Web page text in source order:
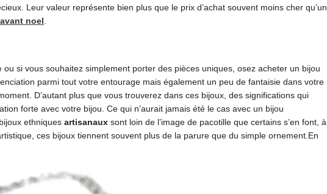
Leur valeur représente bien plus que le prix d’achat souvent moins cher qu’un
noel.
si vous souhaitez simplement porter des pièces uniques, osez acheter un bijou
parmi tout votre entourage mais également un peu de fantaisie dans votre
D’autant plus que vous trouverez dans ces bijoux, des significations qui
forte avec votre bijou. Ce qui n’aurait jamais été le cas avec un bijou
ethniques artisanaux sont loin de l’image de pacotille que certains s’en font, à
ces bijoux tiennent souvent plus de la parure que du simple ornement.En